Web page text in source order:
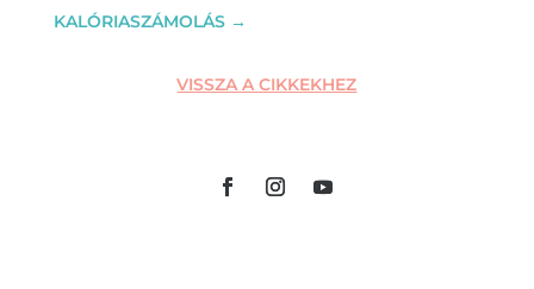
KALÓRIASZÁMOLÁS→
VISSZA A CIKKEKHEZ